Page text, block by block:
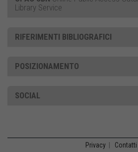
Library Service
RIFERIMENTI BIBLIOGRAFICI
POSIZIONAMENTO
SOCIAL
Privacy Contatti